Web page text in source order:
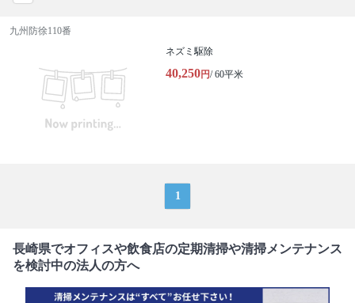
九州防徐110番
ネズミ駆除
40,250円/ 60平米
1
長崎県でオフィスや飲食店の定期清掃や清掃メンテナンス
を検討中の法人の方へ